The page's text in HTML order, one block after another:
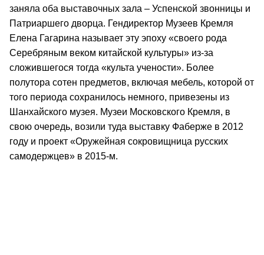
заняла оба выставочных зала – Успенской звонницы и
Патриаршего дворца. Гендиректор Музеев Кремля
Елена Гагарина называет эту эпоху «своего рода
Серебряным веком китайской культуры» из-за
сложившегося тогда «культа учености». Более
полутора сотен предметов, включая мебель, которой от
того периода сохранилось немного, привезены из
Шанхайского музея. Музеи Московского Кремля, в
свою очередь, возили туда выставку Фаберже в 2012
году и проект «Оружейная сокровищница русских
самодержцев» в 2015-м.